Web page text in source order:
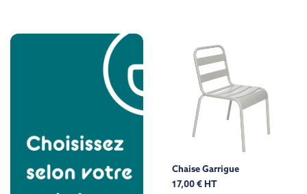
Chaise Garrigue
17,00 € HT